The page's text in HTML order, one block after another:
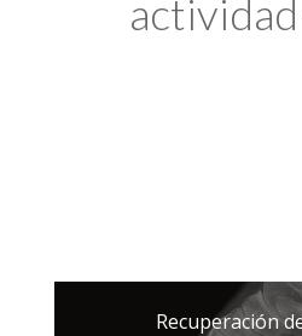
Recuperación